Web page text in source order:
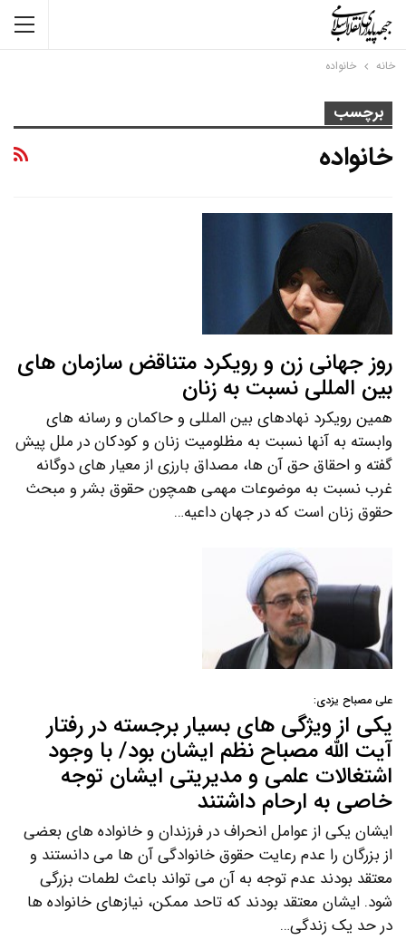
خانه خانواده
برچسب
خانواده
روز جهانی زن و رویکرد متناقض سازمان های
بین المللی نسبت به زنان
همین رویکرد نهادهای بین المللی و حاکمان و رسانه های
وابسته به آنها نسبت به مظلومیت زنان و کودکان در ملل پیش
گفته و احقاق حق آن ها، مصداق بارزی از معیار های دوگانه
غرب نسبت به موضوعات مهمی همچون حقوق بشر و مبحث
حقوق زنان است که در جهان داعیه…
علی مصباح یزدی:
یکی از ویژگی های بسیار برجسته در رفتار
آیت الله مصباح نظم ایشان بود/ با وجود
اشتغالات علمی و مدیریتی ایشان توجه
خاصی به ارحام داشتند
ایشان یکی از عوامل انحراف در فرزندان و خانواده های بعضی
از بزرگان را عدم رعایت حقوق خانوادگی آن ها می دانستند و
معتقد بودند عدم توجه به آن می تواند باعث لطمات بزرگی
شود. ایشان معتقد بودند که تاحد ممکن، نیازهای خانواده ها
در حد یک زندگی…